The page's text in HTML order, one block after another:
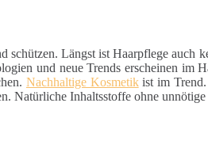
Längst ist Haarpflege auch
und neue Trends erscheinen im
Nachhaltige Kosmetikist im Trend.
Natürliche Inhaltsstoffe ohne